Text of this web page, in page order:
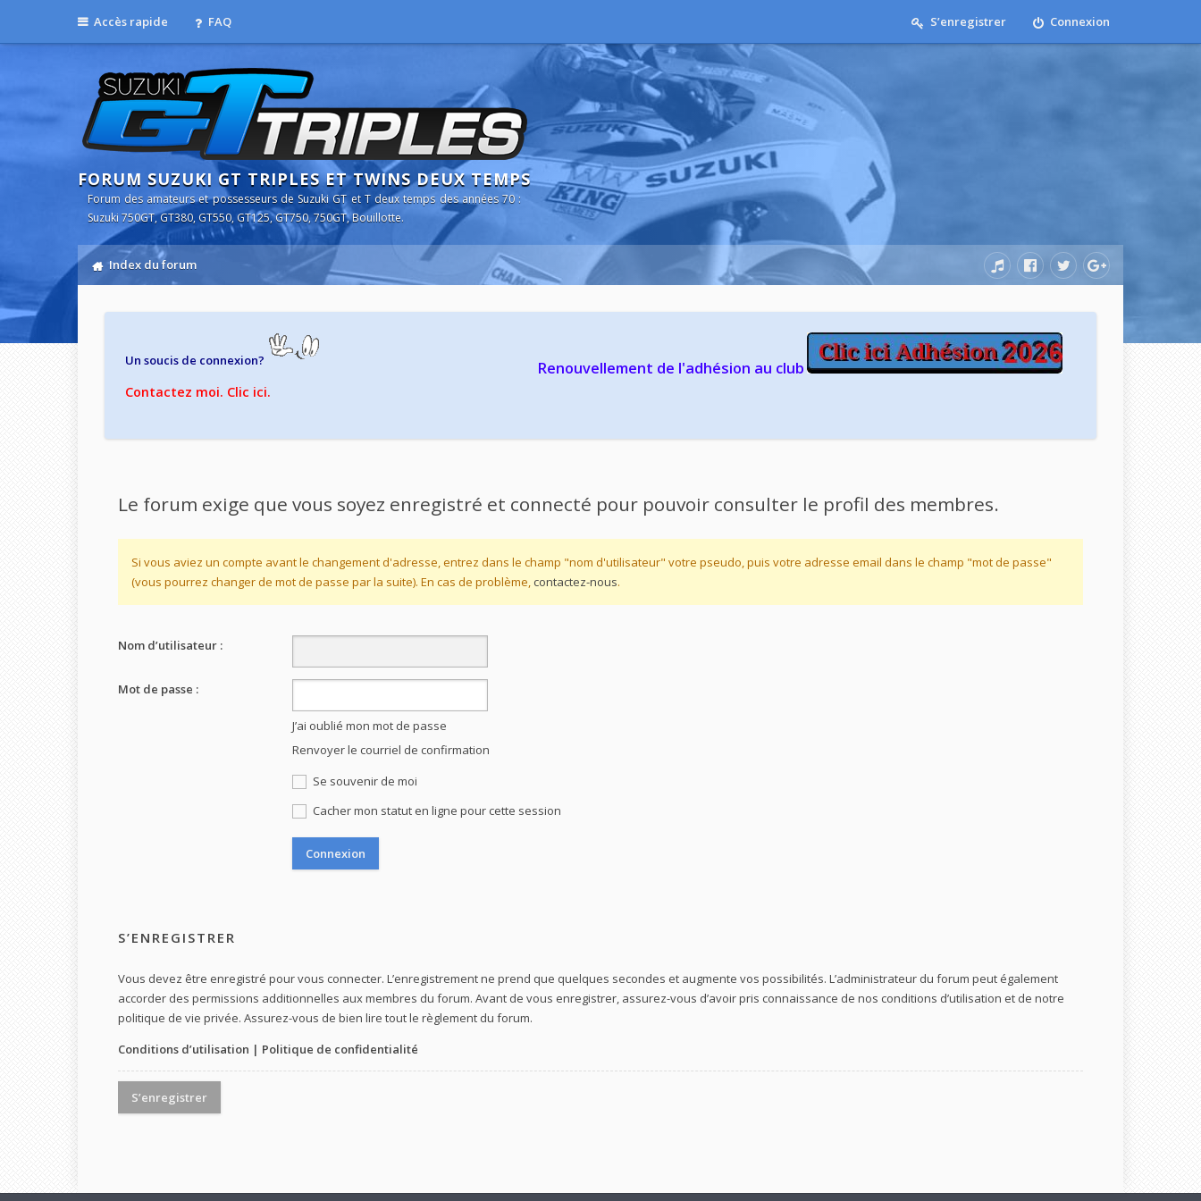
Accès rapide FAQ Connexion
S’enregistrer
FORUM SUZUKI GT TRIPLES ET TWINS DEUX TEMPS
Forum des amateurs et possesseurs de Suzuki GT et T deux temps des années 70 :
Suzuki 750GT, GT380, GT550, GT125, GT750, 750GT, Bouillotte.
Index du forum
Un soucis de connexion?
Contactez moi. Clic ici.
Renouvellement de l'adhésion au club
Le forum exige que vous soyez enregistré et connecté pour pouvoir consulter le profil des membres.
Si vous aviez un compte avant le changement d'adresse, entrez dans le champ "nom d'utilisateur" votre pseudo, puis votre adresse email dans le champ "mot de passe"
(vous pourrez changer de mot de passe par la suite). En cas de problème, contactez-nous.
Nom d’utilisateur :
Mot de passe :
J’ai oublié mon mot de passe
Renvoyer le courriel de confirmation
Se souvenir de moi
Cacher mon statut en ligne pour cette session
S’ENREGISTRER
Vous devez être enregistré pour vous connecter. L’enregistrement ne prend que quelques secondes et augmente vos possibilités. L’administrateur du forum peut également
accorder des permissions additionnelles aux membres du forum. Avant de vous enregistrer, assurez-vous d’avoir pris connaissance de nos conditions d’utilisation et de notre
politique de vie privée. Assurez-vous de bien lire tout le règlement du forum.
Conditions d’utilisation | Politique de confidentialité
S’enregistrer